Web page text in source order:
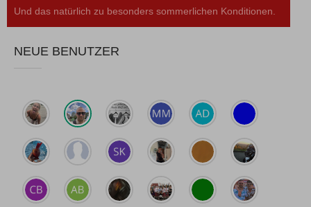
Und das natürlich zu besonders sommerlichen Konditionen.
NEUE BENUTZER